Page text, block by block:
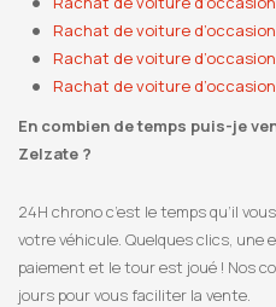
Rachat de voiture
Rachat de voiture
Rachat de voiture
En combien de temps puis-je
Zelzate ?
24H chrono c’est le temps qu’il
votre véhicule. Quelques clics, une
paiement et le tour est joué ! Nos
jours pour vous faciliter la vente.